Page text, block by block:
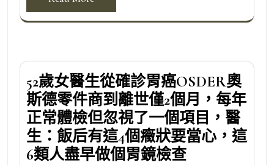
52歲女醫生從確診胃癌OSDER奧
斯德零件商到離世僅2個月，每年
正常體檢但忽視了一個項目，醫
生：飯后有這4個癥狀要當心，這
6類人盡早做個胃鏡檢查